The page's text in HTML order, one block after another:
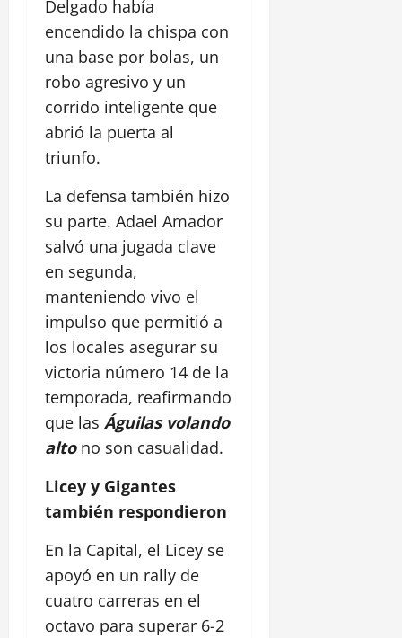
Delgado había
encendido la chispa con
una base por bolas, un
robo agresivo y un
corrido inteligente que
abrió la puerta al
triunfo.
La defensa también hizo
su parte. Adael Amador
salvó una jugada clave
en segunda,
manteniendo vivo el
impulso que permitió a
los locales asegurar su
victoria número 14 de la
temporada, reafirmando
que las Águilas volando
alto no son casualidad.
Licey y Gigantes
también respondieron
En la Capital, el Licey se
apoyó en un rally de
cuatro carreras en el
octavo para superar 6-2